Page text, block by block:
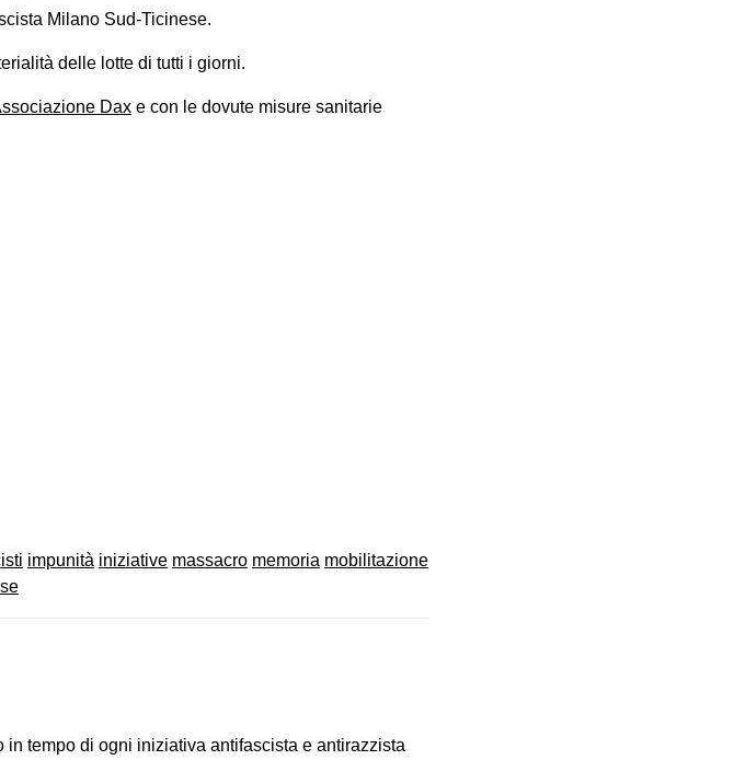
Milano Sud-Ticinese.
delle lotte di tutti i giorni.
Dax e con le dovute misure sanitarie
impunità iniziative massacro memoria mobilitazione
tempo di ogni iniziativa antifascista e antirazzista